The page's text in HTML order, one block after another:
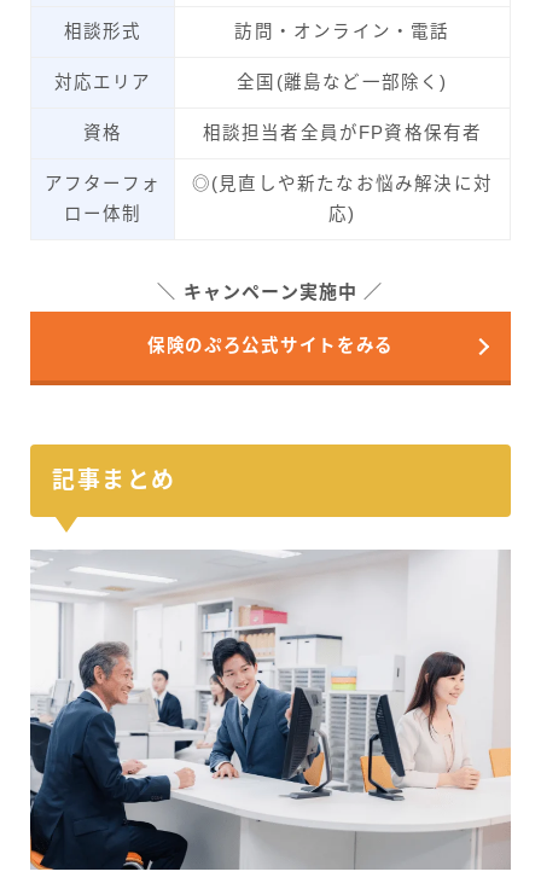
相談形式 訪問・オンライン・電話
対応エリア 全国(離島など一部除く)
資格 相談担当者全員がFP資格保有者
アフターフォ
ロー体制
◎(見直しや新たなお悩み解決に対
応)
キャンペーン実施中
保険のぷろ公式サイトをみる
記事まとめ